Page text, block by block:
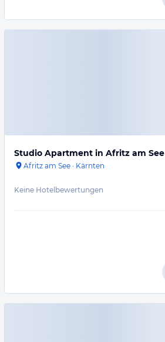
Studio Apartment in Afritz am See
Afritz am See · Kärnten
Keine Hotelbewertungen